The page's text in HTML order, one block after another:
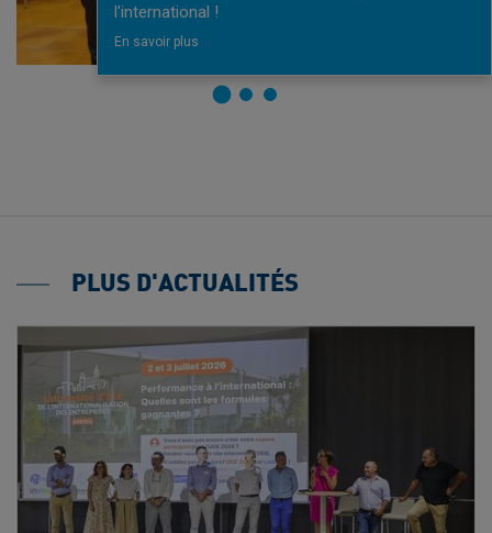
PLUS D'ACTUALITÉS
l'international !
En savoir plus